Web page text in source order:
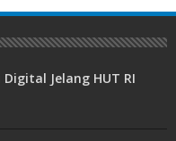
Digital Jelang HUT RI